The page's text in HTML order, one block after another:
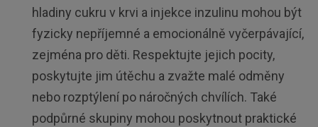
hladiny cukru v krvi a injekce inzulinu mohou být
fyzicky nepříjemné a emocionálně vyčerpávající,
zejména pro děti. Respektujte jejich pocity,
poskytujte jim útěchu a zvažte malé odměny
nebo rozptýlení po náročných chvílích. Také
podpůrné skupiny mohou poskytnout praktické